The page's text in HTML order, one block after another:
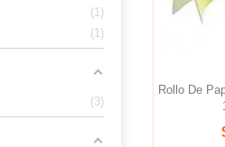
1
1
3
Rollo De